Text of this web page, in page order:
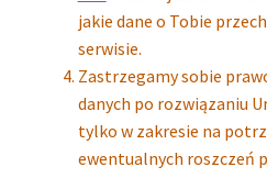
jakie dane o Tobie
serwisie.
Zastrzegamy sobie
danych po rozwiązaniu
tylko w zakresie na
ewentualnych roszczeń